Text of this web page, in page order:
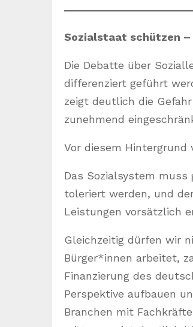
Sozialstaat schützen
Die Debatte über
differenziert geführt
zeigt deutlich die
zunehmend
Vor diesem Hintergrund
Das Sozialsystem
toleriert werden, und
Leistungen vorsätzlich
Gleichzeitig dürfen wir
Bürger*innen arbeitet,
Finanzierung des
Perspektive aufbauen
Branchen mit